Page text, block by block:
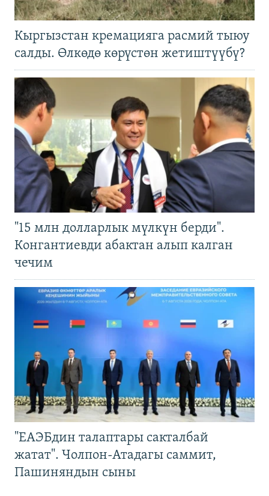
Кыргызстан кремацияга расмий тыюу
салды. Өлкөдө көрүстөн жетиштүүбү?
"15 млн долларлык мүлкүн берди".
Конгантиевди абактан алып калган
чечим
"ЕАЭБдин талаптары сакталбай
жатат". Чолпон-Атадагы саммит,
Пашиняндын сыны